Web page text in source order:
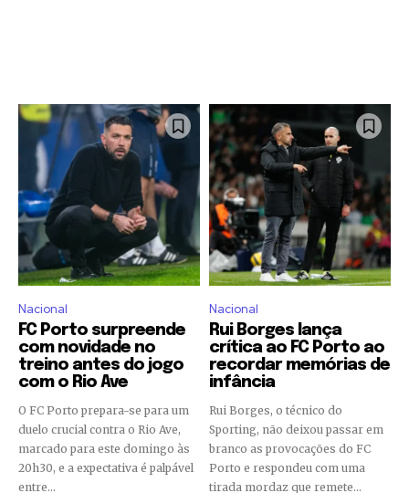
Nacional
FC Porto surpreende
com novidade no
treino antes do jogo
com o Rio Ave
O FC Porto prepara-se para um
duelo crucial contra o Rio Ave,
marcado para este domingo às
20h30, e a expectativa é palpável
entre...
Nacional
Rui Borges lança
crítica ao FC Porto ao
recordar memórias de
infância
Rui Borges, o técnico do
Sporting, não deixou passar em
branco as provocações do FC
Porto e respondeu com uma
tirada mordaz que remete...